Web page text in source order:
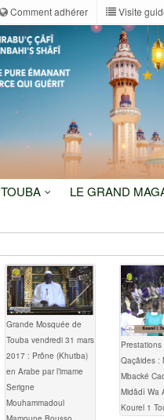
Comment adhérer Visite
TOUBA LE GRAND
Grande Mosquée de
Touba vendredi 31 mars
2017 : Prône (Khutba)
en Arabe par l’imame
Serigne
Mouhammadoul
Prestations
Qaçâides :
Mbacké
Midâdî Wa
Kourel 1